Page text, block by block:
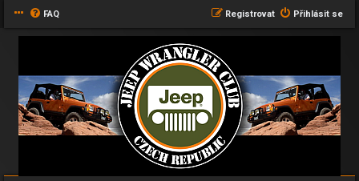
FAQ Přihlásit se
Registrovat